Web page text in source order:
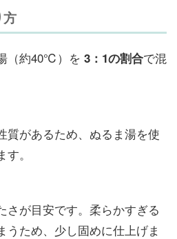
方
（約40℃）を 3：1の割合で混
質があるため、ぬるま湯を使
。
さが目安です。柔らかすぎる
うため、少し固めに仕上げま